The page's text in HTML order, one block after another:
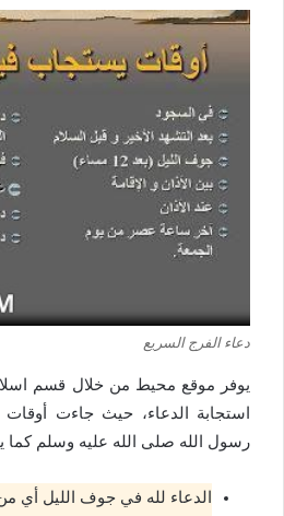
دعاء الفرج السريع
يوفر موقع محيط من خلال قسم
استجابة الدعاء، حيث جاءت
رسول الله صلى الله عليه وسلم كما
الدعاء لله في جوف الليل أي